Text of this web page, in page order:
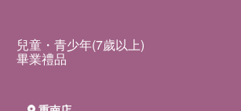
兒童・青少年(7歲以上)
畢業禮品